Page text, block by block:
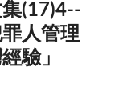
(17)4--
人管理
驗」